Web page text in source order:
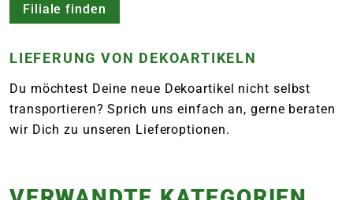
Filiale finden
LIEFERUNG VON DEKOARTIKELN
Du möchtest Deine neue Dekoartikel nicht selbst
transportieren? Sprich uns einfach an, gerne beraten
wir Dich zu unseren Lieferoptionen.